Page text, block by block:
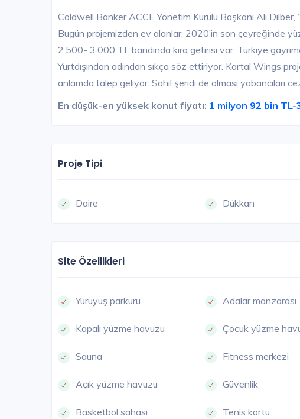
Coldwell Banker ACCE Yönetim Kurulu Başkanı Ali
Bugün projemizden ev alanlar, 2020’in son çeyreğinde
2.500- 3.000 TL bandında kira getirisi var. Türkiye
Yurtdışından adından sıkça söz ettiriyor. Kartal Wings
anlamda talep geliyor. Sahil şeridi de olması yabancıları
En düşük-en yüksek konut fiyatı: 1 milyon 92 bin
Proje Tipi
Daire Dükkan
Site Özellikleri
Yürüyüş parkuru Adalar manzarası
Kapalı yüzme havuzu Çocuk yüzme
Sauna Fitness merkezi
Açık yüzme havuzu Güvenlik
Basketbol sahası Tenis kortu